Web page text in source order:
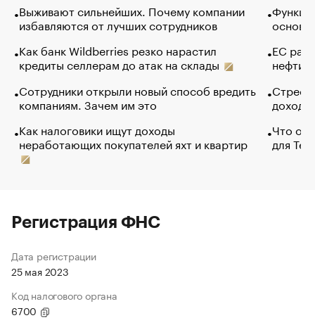
Выживают сильнейших. Почему компании
избавляются от лучших сотрудников
Как банк Wildberries резко нарастил
кредиты селлерам до атак на склады
Сотрудники открыли новый способ вредить
компаниям. Зачем им это
Как налоговики ищут доходы
неработающих покупателей яхт и квартир
основ
ЕС
нефти
Что
для
Регистрация ФНС
Дата регистрации
25 мая 2023
Код налогового органа
6700